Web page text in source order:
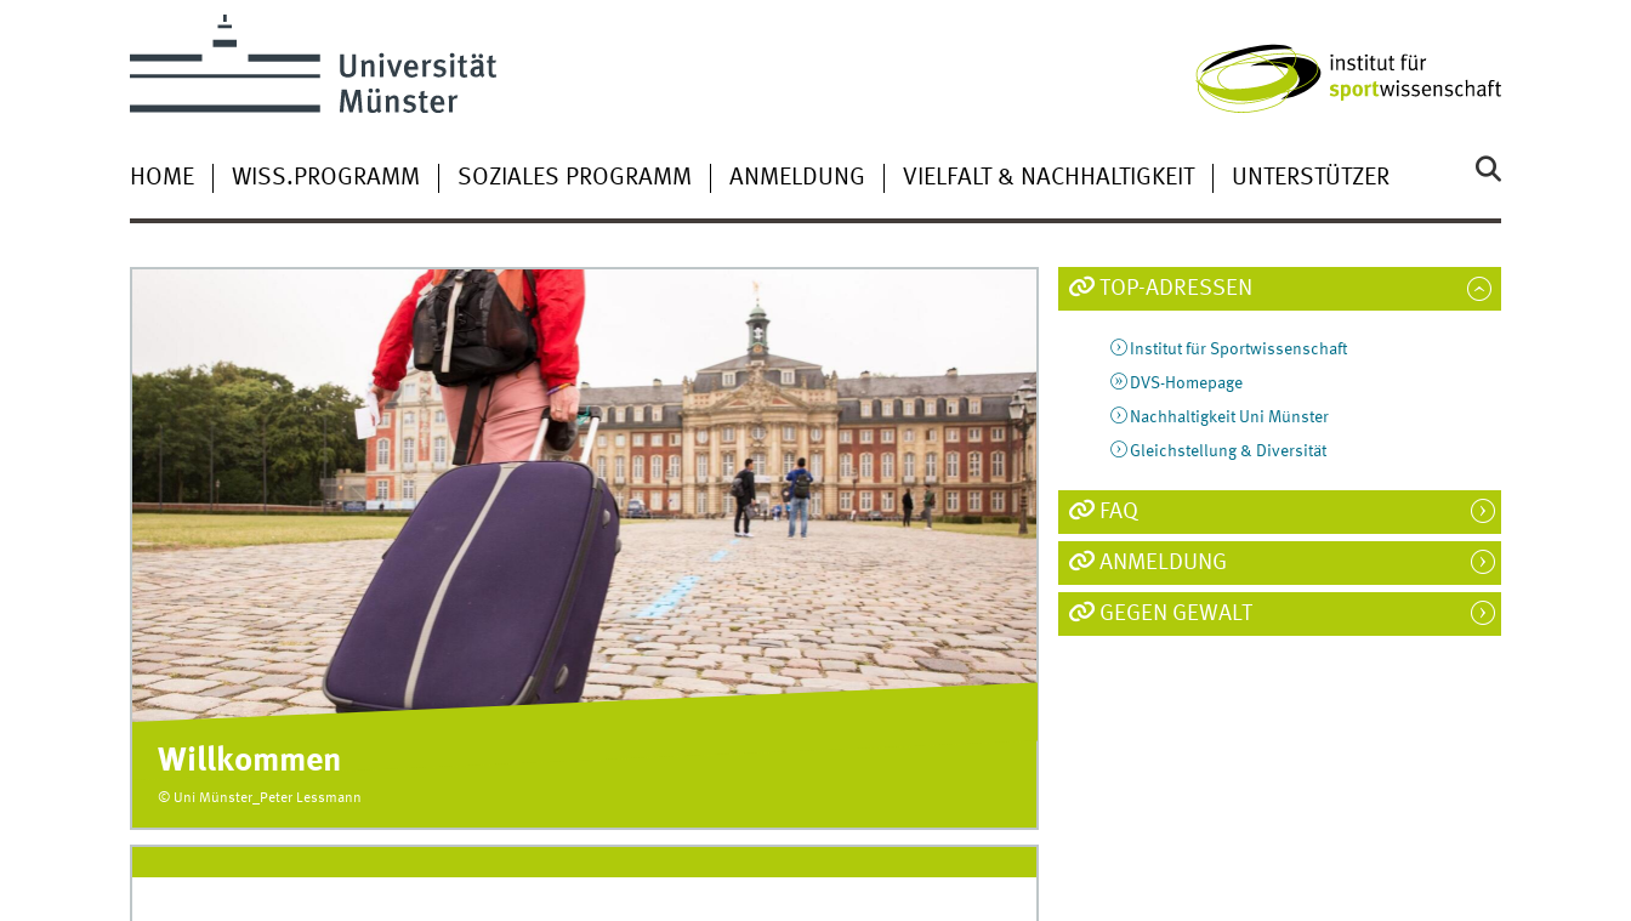
HOME WISS.PROGRAMM SOZIALES PROGRAMM ANMELDUNG VIELFALT & NACHHALTIGKEIT UNTERSTÜTZER
Willkommen
© Uni Münster_Peter Lessmann
TOP-ADRESSEN
Institut für Sportwissenschaft
DVS-Homepage
Nachhaltigkeit Uni Münster
Gleichstellung & Diversität
FAQ
ANMELDUNG
GEGEN GEWALT